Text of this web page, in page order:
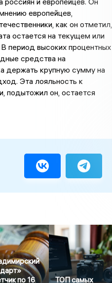
европейцев,
как он отметил,
остается на текущем или
период высоких процентных
средства на
держать крупную сумму на
Эта лояльность к
подытожил он, остается
по 16
ТОП самых